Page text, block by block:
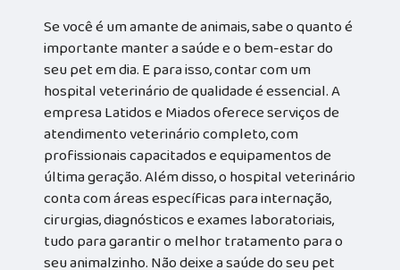
Se você é um amante de animais, sabe o quanto é
importante manter a saúde e o bem-estar do
seu pet em dia. E para isso, contar com um
hospital veterinário de qualidade é essencial. A
empresa Latidos e Miados oferece serviços de
atendimento veterinário completo, com
profissionais capacitados e equipamentos de
última geração. Além disso, o hospital veterinário
conta com áreas específicas para internação,
cirurgias, diagnósticos e exames laboratoriais,
tudo para garantir o melhor tratamento para o
seu animalzinho. Não deixe a saúde do seu pet